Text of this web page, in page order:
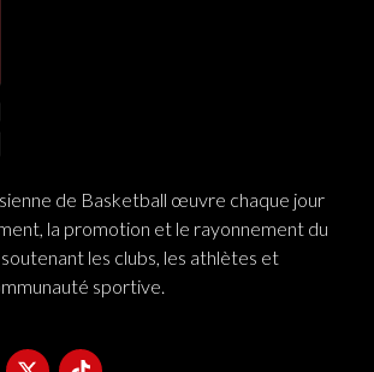
de Basketball œuvre chaque jour
la promotion et le rayonnement du
les clubs, les athlètes et
sportive.